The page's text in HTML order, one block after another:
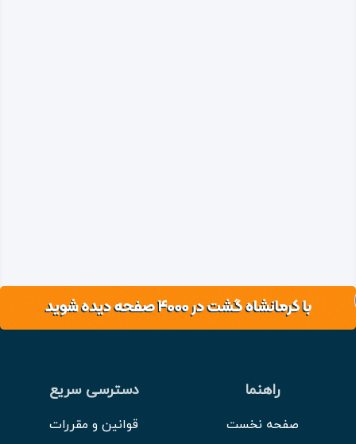
راهنما
صفحه نخست
دسترسی سریع
قوانین و مقررات